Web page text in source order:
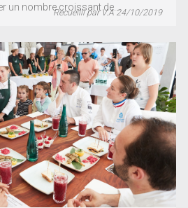
un nombre croissant de...
Recueilli par V.A 24/10/2019